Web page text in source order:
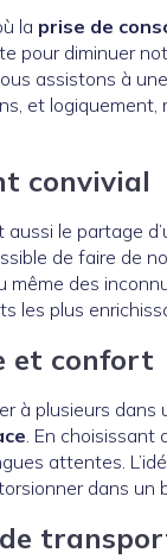
la prise de
pour diminuer
assistons à une
et logiquement,
convivial
aussi le partage
de faire de
même des
les plus
et confort
à plusieurs
. En choisissant
attentes.
dans un